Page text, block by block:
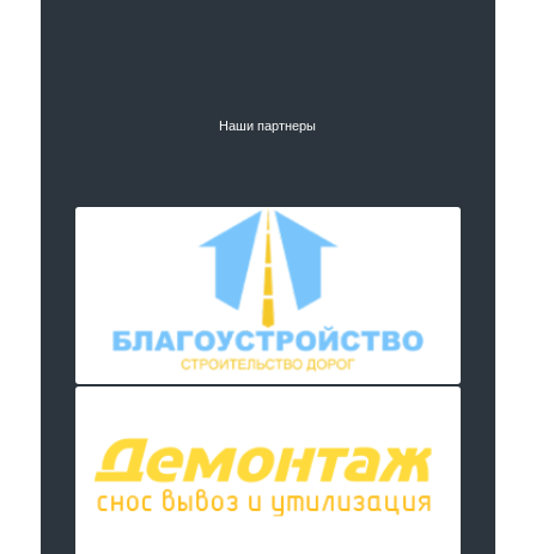
Наши партнеры